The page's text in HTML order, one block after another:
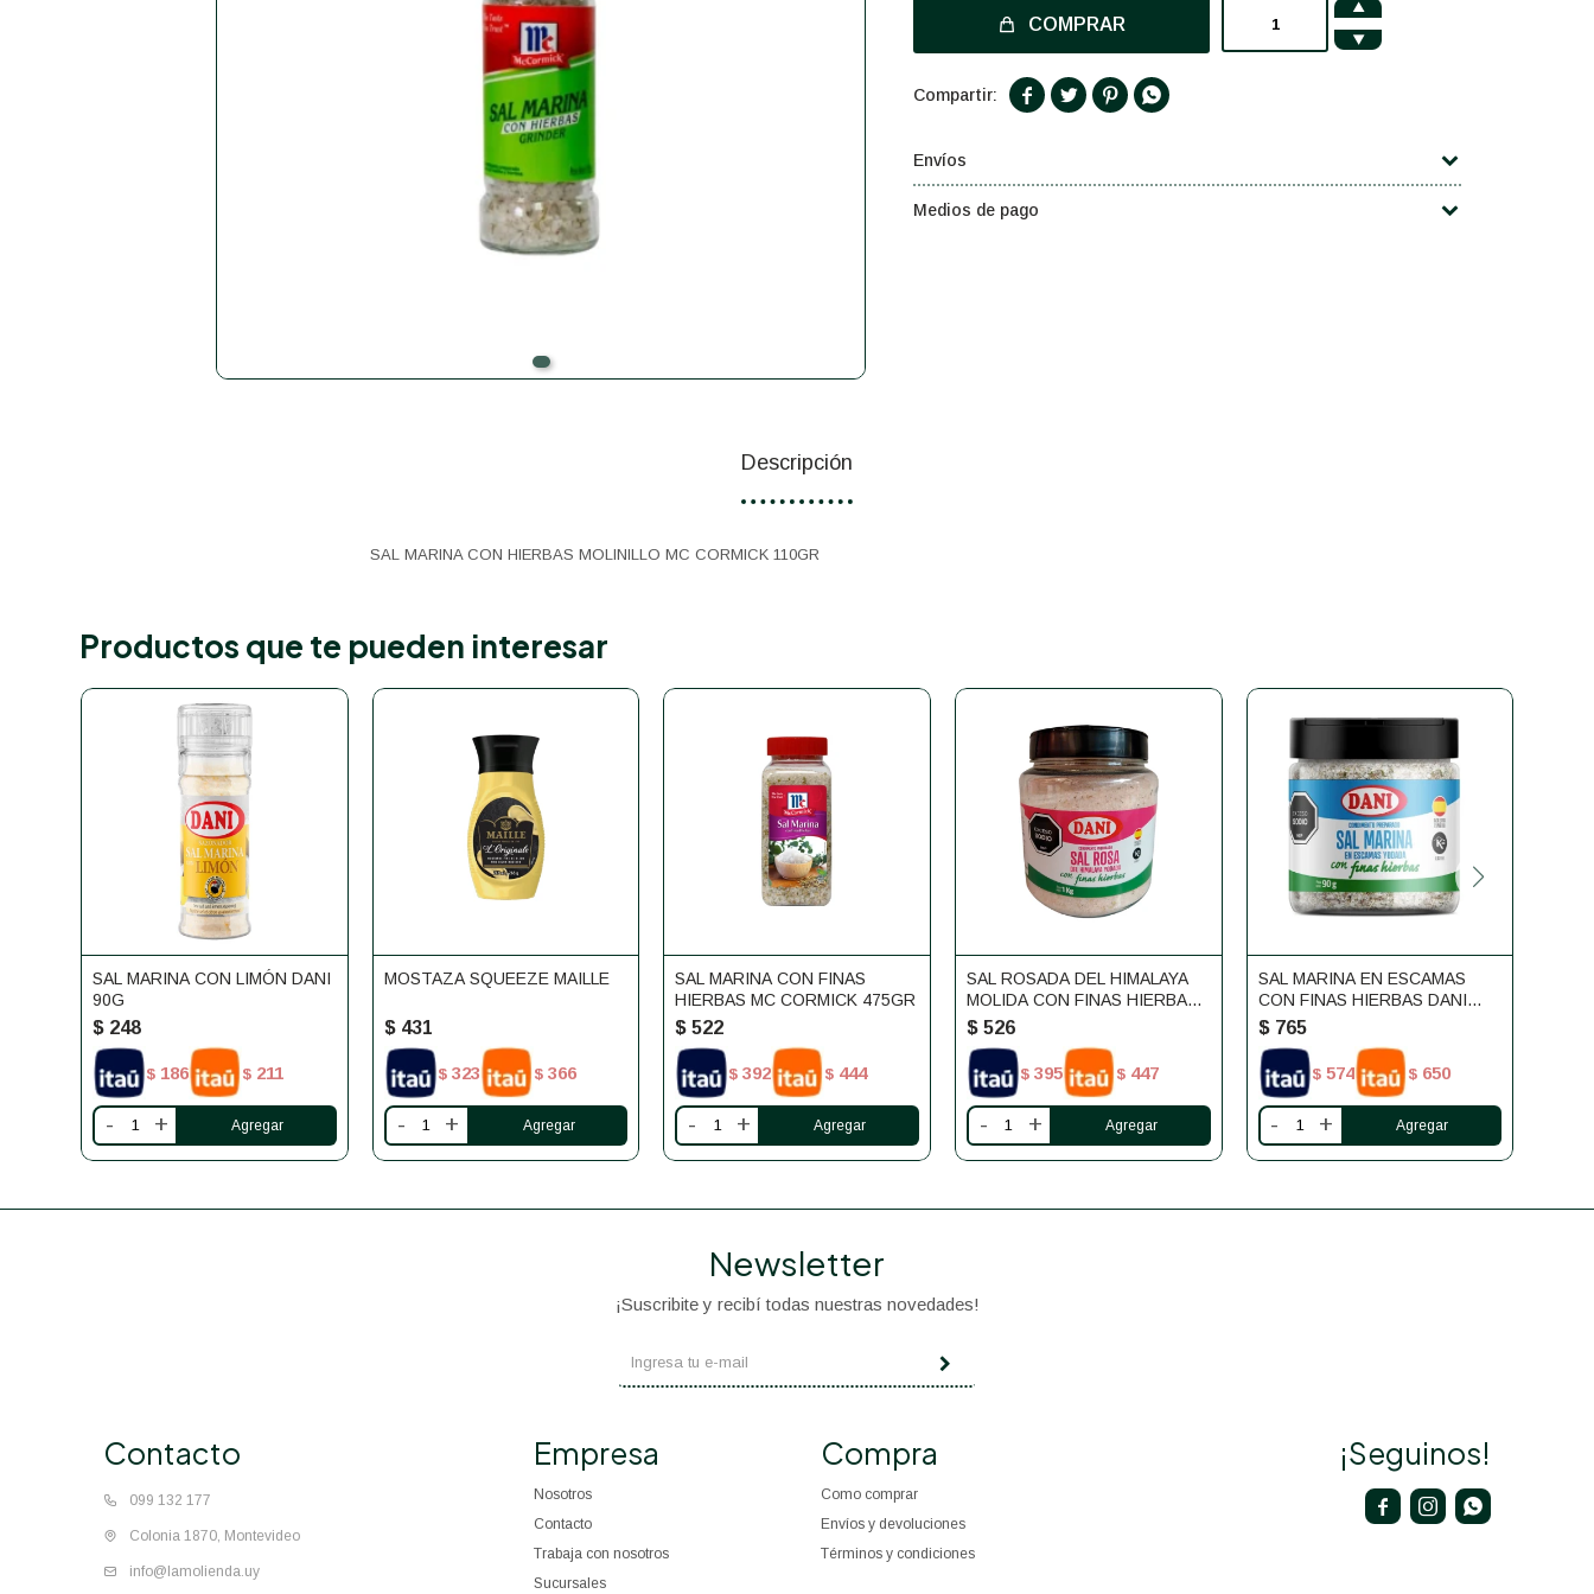
COMPRAR


   
Envíos
Medios de pago
Descripción
SAL MARINA CON HIERBAS MOLINILLO MC CORMICK 110GR
Productos que te pueden interesar
SAL MARINA CON LIMÓN DANI
90G
$ 248
$ 186 $ 211
- +
MOSTAZA SQUEEZE MAILLE
$ 431
$ 323 $ 366
- +
SAL MARINA CON FINAS
HIERBAS MC CORMICK 475GR
$ 522
$ 392 $ 444
- +
SAL ROSADA DEL HIMALAYA
MOLIDA CON FINAS HIERBAS
EN POTE 1KG
$ 526
$ 395 $ 447
- +
SAL MARINA EN ESCAMAS
CON FINAS HIERBAS DANI
90G
$ 765
$ 574 $ 650
- +
Contacto
099 132 177
Colonia 1870, Montevideo
info@lamolienda.uy
Empresa
Nosotros
Contacto
Trabaja con nosotros
Sucursales
Compra
Como comprar
Envíos y devoluciones
Términos y condiciones
Newsletter
¡Suscribite y recibí todas nuestras novedades!
¡Seguinos!
  